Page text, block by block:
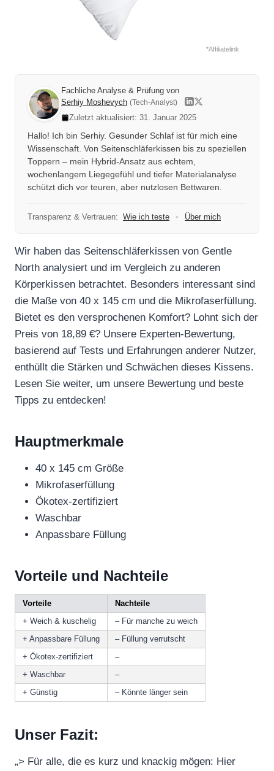
*Affiliatelink
Fachliche Analyse & Prüfung von
Serhiy Moshevych (Tech-Analyst)
Zuletzt aktualisiert: 31. Januar 2025
Hallo! Ich bin Serhiy. Gesunder Schlaf ist für mich eine
Wissenschaft. Von Seitenschläferkissen bis zu speziellen
Toppern – mein Hybrid-Ansatz aus echtem,
wochenlangem Liegegefühl und tiefer Materialanalyse
schützt dich vor teuren, aber nutzlosen Bettwaren.
Transparenz & Vertrauen: Wie ich teste • Über mich
Wir haben das Seitenschläferkissen von Gentle
North analysiert und im Vergleich zu anderen
Körperkissen betrachtet. Besonders interessant sind
die Maße von 40 x 145 cm und die Mikrofaserfüllung.
Bietet es den versprochenen Komfort? Lohnt sich der
Preis von 18,89 €? Unsere Experten-Bewertung,
basierend auf Tests und Erfahrungen anderer Nutzer,
enthüllt die Stärken und Schwächen dieses Kissens.
Lesen Sie weiter, um unsere Bewertung und beste
Tipps zu entdecken!
Hauptmerkmale
40 x 145 cm Größe
Mikrofaserfüllung
Ökotex-zertifiziert
Waschbar
Anpassbare Füllung
Vorteile und Nachteile
Vorteile
Nachteile
+ Weich & kuschelig
– Für manche zu weich
+ Anpassbare Füllung
– Füllung verrutscht
+ Ökotex-zertifiziert
–
+ Waschbar
–
+ Günstig
– Könnte länger sein
Unser Fazit:
„> Für alle, die es kurz und knackig mögen: Hier